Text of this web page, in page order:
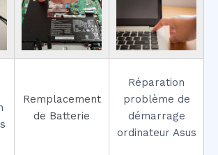
Remplacement
de Batterie
Réparation
problème de
démarrage
ordinateur Asus